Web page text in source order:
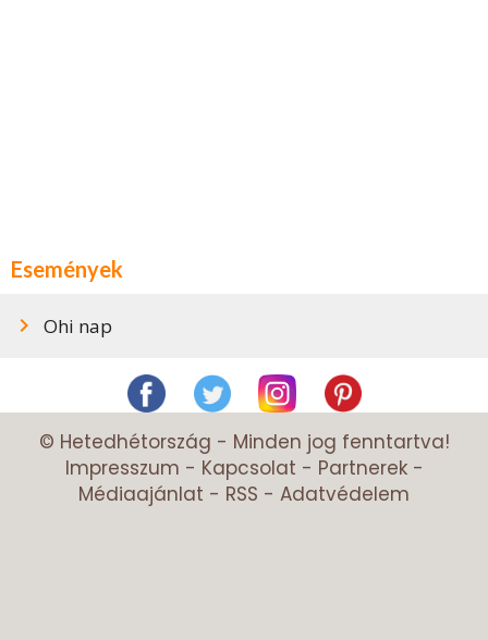
Események
Ohi nap
© Hetedhétország - Minden jog fenntartva!
Impresszum - Kapcsolat - Partnerek-
Médiaajánlat - RSS - Adatvédelem